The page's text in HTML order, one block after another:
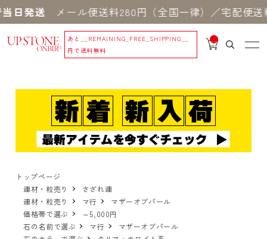
発送メール便送料280円（全国一律）／宅配便送
あと
__REMAINING_FREE_SHIPPING__
円で送料無料
__
IT
_
トップページ
連材・粒売り
さざれ連
連材・粒売り
マ行
マザーオブパール
価格帯で選ぶ
～5,000円
石の名前で選ぶ
マ行
マザーオブパール